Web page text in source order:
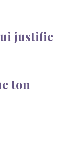
justifie
ton